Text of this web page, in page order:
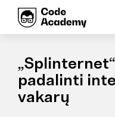
padalinti
vakarų